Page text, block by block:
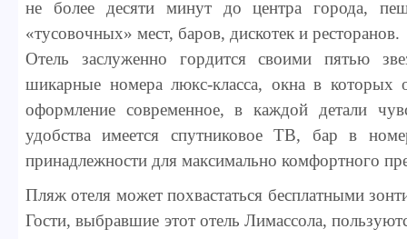
не более десяти минут до центра города,
«тусовочных» мест, баров, дискотек и ресторанов.
Отель заслуженно гордится своими пятью
шикарные номера люкс-класса, окна в которых
оформление современное, в каждой детали
удобства имеется спутниковое ТВ, бар в
принадлежности для максимально комфортного
Пляж отеля может похвастаться бесплатными
Гости, выбравшие этот отель Лимассола,